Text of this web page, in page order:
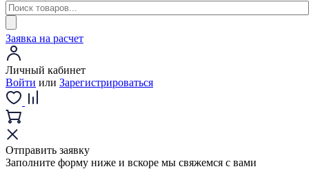
Заявка на расчет
Личный кабинет
Войти или Зарегистрироваться
Отправить заявку
Заполните форму ниже и вскоре мы свяжемся с вами